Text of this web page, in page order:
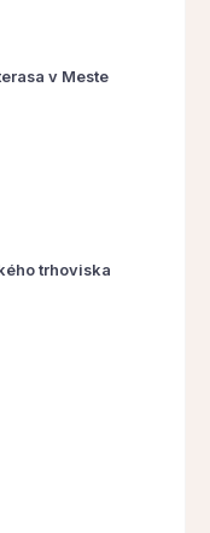
v Meste
trhoviska